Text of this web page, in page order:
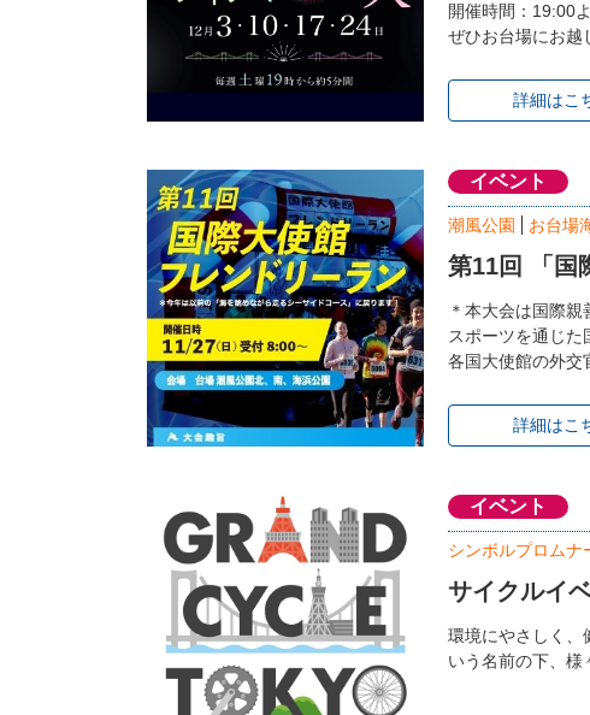
開催時間：19:00
ぜひお台場にお越
詳細はこ
イベント
潮風公園 お台場
第11回 「国
＊本大会は国際親
スポーツを通じた
各国大使館の外交
詳細はこ
イベント
シンボルプロムナ
サイクルイ
環境にやさしく、
いう名前の下、様